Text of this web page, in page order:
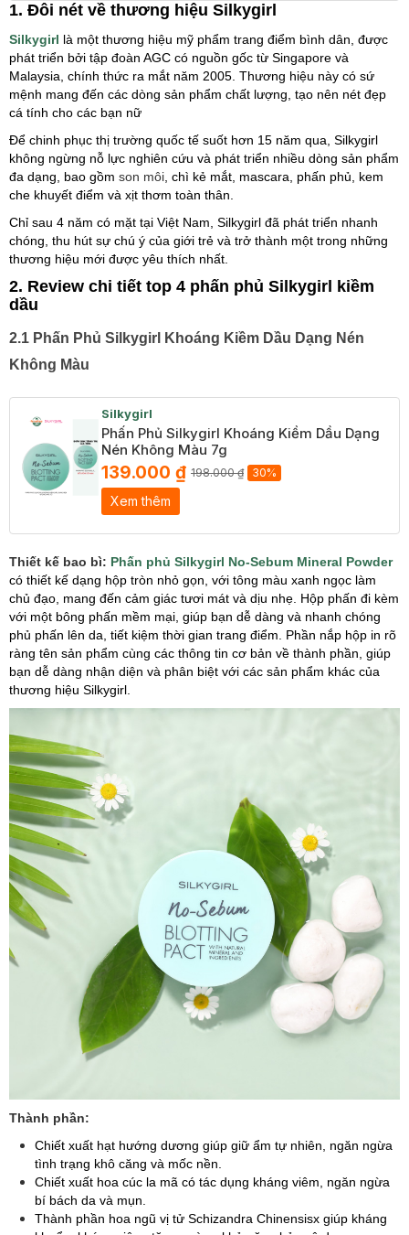
1. Đôi nét về thương hiệu Silkygirl
Silkygirl là một thương hiệu mỹ phẩm trang điểm bình dân, được
phát triển bởi tập đoàn AGC có nguồn gốc từ Singapore và
Malaysia, chính thức ra mắt năm 2005. Thương hiệu này có sứ
mệnh mang đến các dòng sản phẩm chất lượng, tạo nên nét đẹp
cá tính cho các bạn nữ
Để chinh phục thị trường quốc tế suốt hơn 15 năm qua, Silkygirl
không ngừng nỗ lực nghiên cứu và phát triển nhiều dòng sản phẩm
đa dạng, bao gồm son môi , chì kẻ mắt, mascara, phấn phủ, kem
che khuyết điểm và xịt thơm toàn thân.
Chỉ sau 4 năm có mặt tại Việt Nam, Silkygirl đã phát triển nhanh
chóng, thu hút sự chú ý của giới trẻ và trở thành một trong những
thương hiệu mới được yêu thích nhất.
2. Review chi tiết top 4 phấn phủ Silkygirl kiềm
dầu
2.1 Phấn Phủ Silkygirl Khoáng Kiềm Dầu Dạng Nén
Không Màu
Silkygirl
Phấn Phủ Silkygirl Khoáng Kiềm Dầu Dạng
Nén Không Màu 7g
139.000 ₫ 198.000 ₫ 30%
Xem thêm
Thiết kế bao bì: Phấn phủ Silkygirl No-Sebum Mineral Powder
có thiết kế dạng hộp tròn nhỏ gọn, với tông màu xanh ngọc làm
chủ đạo, mang đến cảm giác tươi mát và dịu nhẹ. Hộp phấn đi kèm
với một bông phấn mềm mại, giúp bạn dễ dàng và nhanh chóng
phủ phấn lên da, tiết kiệm thời gian trang điểm. Phần nắp hộp in rõ
ràng tên sản phẩm cùng các thông tin cơ bản về thành phần, giúp
bạn dễ dàng nhận diện và phân biệt với các sản phẩm khác của
thương hiệu Silkygirl.
Thành phần:
Chiết xuất hạt hướng dương giúp giữ ẩm tự nhiên, ngăn ngừa
tình trạng khô căng và mốc nền.
Chiết xuất hoa cúc la mã có tác dụng kháng viêm, ngăn ngừa
bí bách da và mụn.
Thành phần hoa ngũ vị tử Schizandra Chinensisx giúp kháng